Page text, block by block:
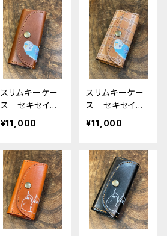
は 栃木レザー
ー
スリムキーケー
ス セキセイイ
ンコ ブラウ
ン ノーマルブ
グリーン せき
せいいんこ
¥11,000
スリムキーケー
ス セキセイイ
ンコ ノーマル
ブルー & ライ
ージュ タータ
ンチェック せき
せいいんこ
¥11,000